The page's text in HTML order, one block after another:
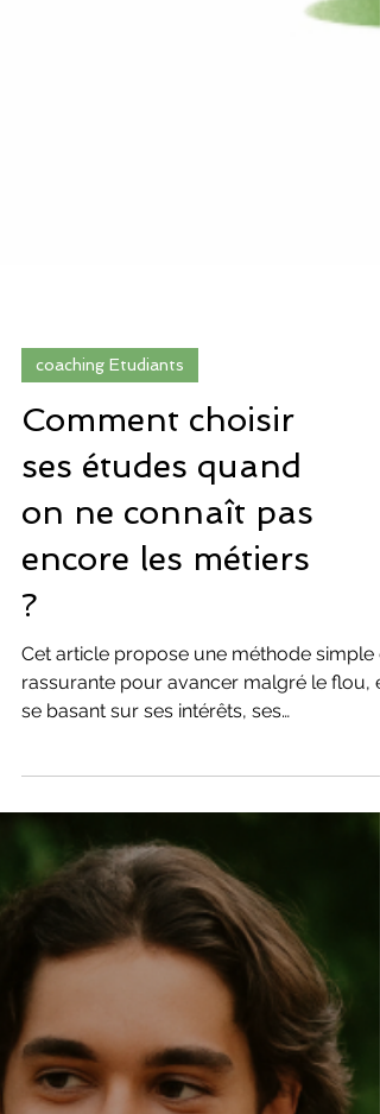
coaching Etudiants
Comment choisir
ses études quand
on ne connaît pas
encore les métiers
?
Cet article propose une méthode simple
se basant sur ses intérêts, ses
Une approche concrète pour éviter les
erreurs d’orientation et construire un
qui a du sens.